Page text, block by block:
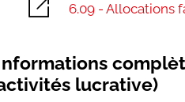
6.09 - Allocations
lucrative)